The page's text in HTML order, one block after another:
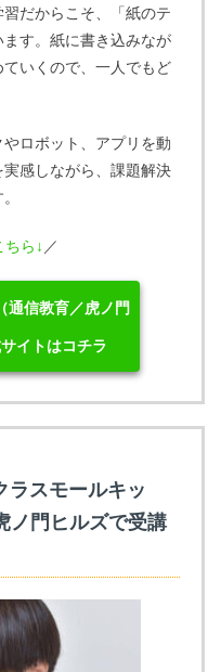
だからこそ、「紙のテ
す。紙に書き込みなが
いくので、一人でもど
ロボット、アプリを動
感しながら、課題解決
ちら↓ ／
通信教育／虎ノ門
イトはコチラ
ラスモールキッ
ノ門ヒルズで受講